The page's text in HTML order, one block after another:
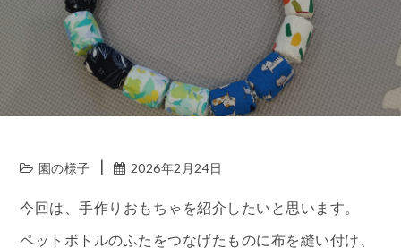
園の様子 2026年2月24日
今回は、手作りおもちゃを紹介したいと思います。
ペットボトルのふたをつなげたものに布を縫い付け、